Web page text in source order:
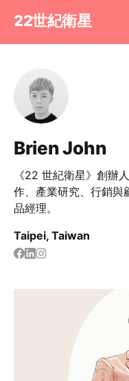
22世紀衛星
Brien John
《22 世紀衛星》創辦
作、產業研究、行銷與
品經理。
Taipei, Taiwan